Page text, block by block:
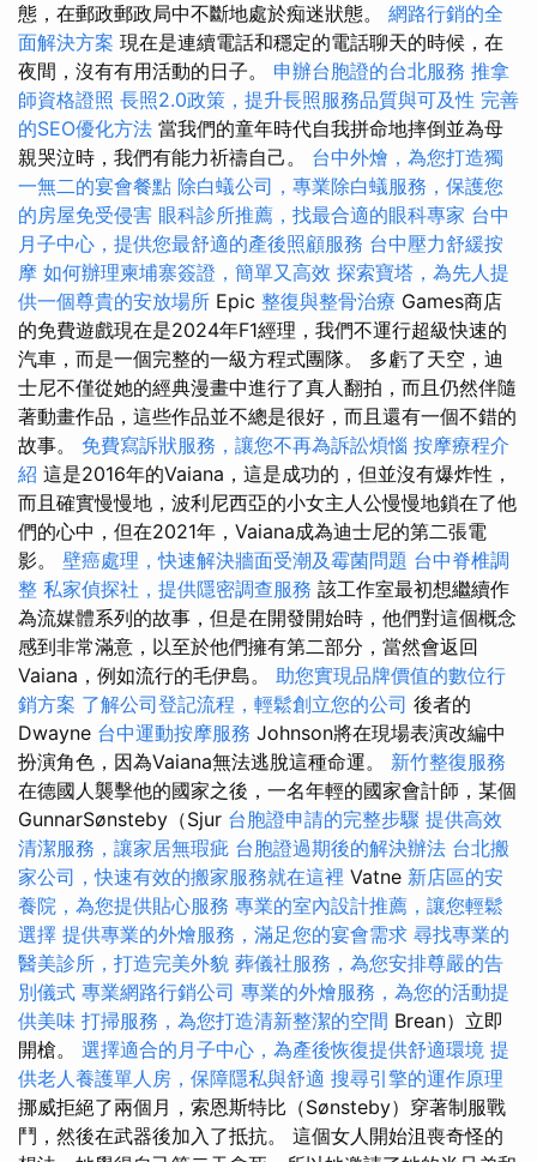
態，在郵政郵政局中不斷地處於痴迷狀態。 網路行銷的全
面解決方案 現在是連續電話和穩定的電話聊天的時候，在
夜間，沒有有用活動的日子。 申辦台胞證的台北服務 推拿
師資格證照 長照2.0政策，提升長照服務品質與可及性 完善
的SEO優化方法 當我們的童年時代自我拼命地摔倒並為母
親哭泣時，我們有能力祈禱自己。 台中外燴，為您打造獨
一無二的宴會餐點 除白蟻公司，專業除白蟻服務，保護您
的房屋免受侵害 眼科診所推薦，找最合適的眼科專家 台中
月子中心，提供您最舒適的產後照顧服務 台中壓力舒緩按
摩 如何辦理柬埔寨簽證，簡單又高效 探索寶塔，為先人提
供一個尊貴的安放場所 Epic 整復與整骨治療 Games商店
的免費遊戲現在是2024年F1經理，我們不運行超級快速的
汽車，而是一個完整的一級方程式團隊。 多虧了天空，迪
士尼不僅從她的經典漫畫中進行了真人翻拍，而且仍然伴隨
著動畫作品，這些作品並不總是很好，而且還有一個不錯的
故事。 免費寫訴狀服務，讓您不再為訴訟煩惱 按摩療程介
紹 這是2016年的Vaiana，這是成功的，但並沒有爆炸性，
而且確實慢慢地，波利尼西亞的小女主人公慢慢地鎖在了他
們的心中，但在2021年，Vaiana成為迪士尼的第二張電
影。 壁癌處理，快速解決牆面受潮及霉菌問題 台中脊椎調
整 私家偵探社，提供隱密調查服務 該工作室最初想繼續作
為流媒體系列的故事，但是在開發開始時，他們對這個概念
感到非常滿意，以至於他們擁有第二部分，當然會返回
Vaiana，例如流行的毛伊島。 助您實現品牌價值的數位行
銷方案 了解公司登記流程，輕鬆創立您的公司 後者的
Dwayne 台中運動按摩服務 Johnson將在現場表演改編中
扮演角色，因為Vaiana無法逃脫這種命運。 新竹整復服務
在德國人襲擊他的國家之後，一名年輕的國家會計師，某個
GunnarSønsteby（Sjur 台胞證申請的完整步驟 提供高效
清潔服務，讓家居無瑕疵 台胞證過期後的解決辦法 台北搬
家公司，快速有效的搬家服務就在這裡 Vatne 新店區的安
養院，為您提供貼心服務 專業的室內設計推薦，讓您輕鬆
選擇 提供專業的外燴服務，滿足您的宴會需求 尋找專業的
醫美診所，打造完美外貌 葬儀社服務，為您安排尊嚴的告
別儀式 專業網路行銷公司 專業的外燴服務，為您的活動提
供美味 打掃服務，為您打造清新整潔的空間 Brean）立即
開槍。 選擇適合的月子中心，為產後恢復提供舒適環境 提
供老人養護單人房，保障隱私與舒適 搜尋引擎的運作原理
挪威拒絕了兩個月，索恩斯特比（Sønsteby）穿著制服戰
鬥，然後在武器後加入了抵抗。 這個女人開始沮喪奇怪的